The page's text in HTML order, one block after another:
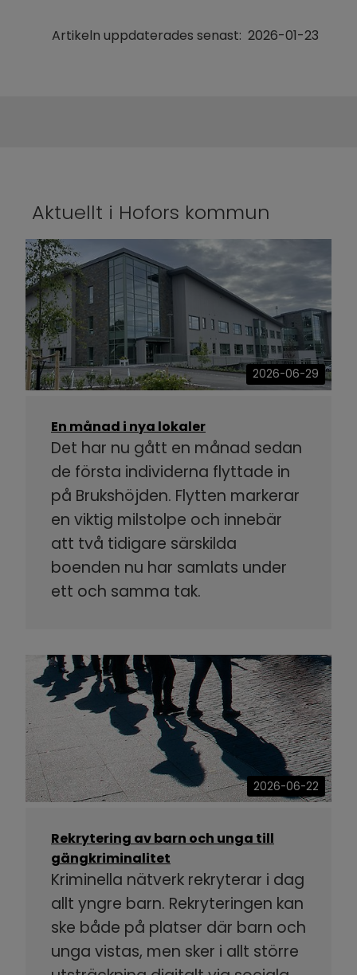
Artikeln uppdaterades senast: 2026-01-23
Aktuellt i Hofors kommun
2026-06-29
En månad i nya lokaler
Det har nu gått en månad sedan
de första individerna flyttade in
på Brukshöjden. Flytten markerar
en viktig milstolpe och innebär
att två tidigare särskilda
boenden nu har samlats under
ett och samma tak.
2026-06-22
Rekrytering av barn och unga till
gängkriminalitet
Kriminella nätverk rekryterar i dag
allt yngre barn. Rekryteringen kan
ske både på platser där barn och
unga vistas, men sker i allt större